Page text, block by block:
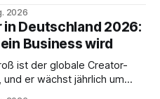
drin. Dabei reagiert die
und
spannt oder neigt zu
2026
Deutschland 2026:
Business wird
ist der globale Creator-
er wächst jährlich um